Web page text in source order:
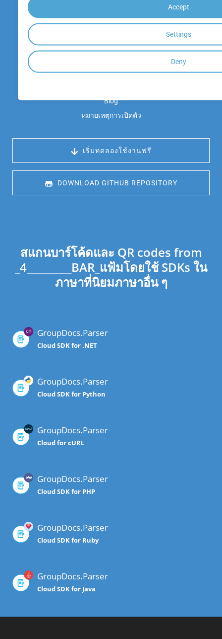
API References
Blog
หมายเหตุการเปิดตัว
เริ่มทดลองใช้งานฟรี
DOWNLOAD GITHUB REPOSITORY
สแกนบาร์โค้ดและ QR codes from
_4_________BAR_แฟ้มโดยใช้ SDKs ใน
ภาษาที่นิยมภาษาอื่น ๆ
GroupDocs.Parser
Cloud SDK for .NET
GroupDocs.Parser
Cloud SDK for Python
GroupDocs.Parser
Cloud for cURL
GroupDocs.Parser
Cloud SDK for PHP
GroupDocs.Parser
Cloud SDK for Ruby
GroupDocs.Parser
Cloud SDK for Java
Accept
Settings
Deny